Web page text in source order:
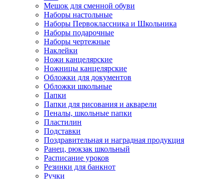
Мешок для сменной обуви
Наборы настольные
Наборы Первоклассника и Школьника
Наборы подарочные
Наборы чертежные
Наклейки
Ножи канцелярские
Ножницы канцелярские
Обложки для документов
Обложки школьные
Папки
Папки для рисования и акварели
Пеналы, школьные папки
Пластилин
Подставки
Поздравительная и наградная продукция
Ранец, рюкзак школьный
Расписание уроков
Резинки для банкнот
Ручки